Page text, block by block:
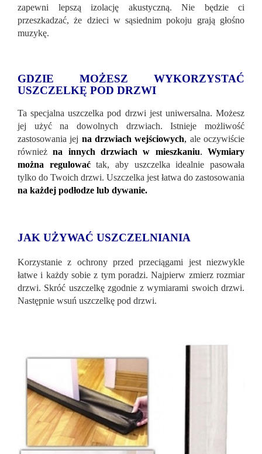
zapewni lepszą izolację akustyczną. Nie będzie ci
przeszkadzać, że dzieci w sąsiednim pokoju grają głośno
muzykę.
GDZIE MOŻESZ WYKORZYSTAĆ
USZCZELKĘ POD DRZWI
Ta specjalna uszczelka pod drzwi jest uniwersalna. Możesz
jej użyć na dowolnych drzwiach. Istnieje możliwość
zastosowania jej na drzwiach wejściowych, ale oczywiście
równieżna innych drzwiach w mieszkaniu.Wymiary
można regulowaćtak, aby uszczelka idealnie pasowała
tylko do Twoich drzwi. Uszczelka jest łatwa do zastosowania
na każdej podłodze lub dywanie.
JAK UŻYWAĆ USZCZELNIANIA
Korzystanie z ochrony przed przeciągami jest niezwykle
łatwe i każdy sobie z tym poradzi. Najpierw zmierz rozmiar
drzwi. Skróć uszczelkę zgodnie z wymiarami swoich drzwi.
Następnie wsuń uszczelkę pod drzwi.